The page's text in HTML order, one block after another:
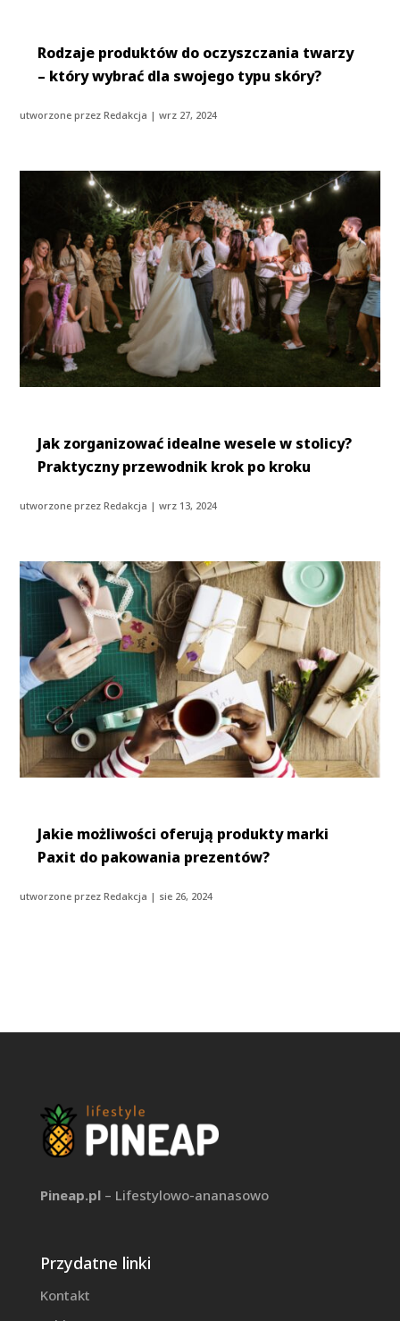
Rodzaje produktów do oczyszczania twarzy
– który wybrać dla swojego typu skóry?
utworzone przezRedakcja |wrz 27, 2024
Jak zorganizować idealne wesele w stolicy?
Praktyczny przewodnik krok po kroku
utworzone przezRedakcja |wrz 13, 2024
Jakie możliwości oferują produkty marki
Paxit do pakowania prezentów?
utworzone przezRedakcja | sie 26, 2024
Pineap.pl– Lifestylowo-ananasowo
Przydatne linki
Kontakt